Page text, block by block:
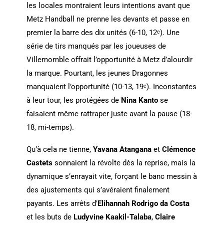
les locales montraient leurs intentions avant que
Metz Handball ne prenne les devants et passe en
premier la barre des dix unités (6-10, 12ᵉ). Une
série de tirs manqués par les joueuses de
Villemomble offrait l’opportunité à Metz d’alourdir
la marque. Pourtant, les jeunes Dragonnes
manquaient l’opportunité (10-13, 19ᵉ). Inconstantes
à leur tour, les protégées de Nina Kantose
faisaient même rattraper juste avant la pause (18-
18, mi-temps).
Qu’à cela ne tienne, Yavana Atanganaet Clémence
Castetssonnaient la révolte dès la reprise, mais la
dynamique s’enrayait vite, forçant le banc messin à
des ajustements qui s’avéraient finalement
payants. Les arrêts d’Elihannah Rodrigo da Costa
et les buts de Ludyvine Kaakil-Talaba, Claire